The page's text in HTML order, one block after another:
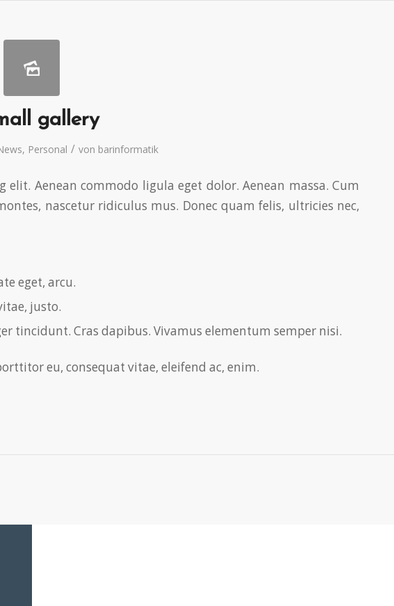
gallery
, Personal / von barinformatik
Aenean commodo ligula eget dolor. Aenean massa. Cum
nascetur ridiculus mus. Donec quam felis, ultricies nec,
eget, arcu.
justo.
tincidunt. Cras dapibus. Vivamus elementum semper nisi.
eu, consequat vitae, eleifend ac, enim.